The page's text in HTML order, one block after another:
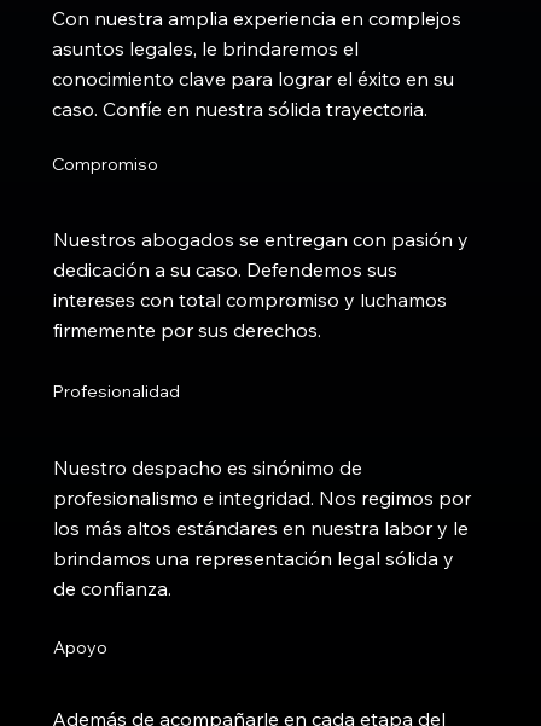
Con nuestra amplia experiencia en complejos
asuntos legales, le brindaremos el
conocimiento clave para lograr el éxito en su
caso. Confíe en nuestra sólida trayectoria.
Compromiso
Nuestros abogados se entregan con pasión y
dedicación a su caso. Defendemos sus
intereses con total compromiso y luchamos
firmemente por sus derechos.
Profesionalidad
Nuestro despacho es sinónimo de
profesionalismo e integridad. Nos regimos por
los más altos estándares en nuestra labor y le
brindamos una representación legal sólida y
de confianza.
Apoyo
Además de acompañarle en cada etapa del